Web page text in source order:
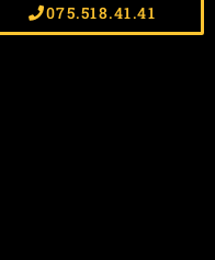
075.518.41.41